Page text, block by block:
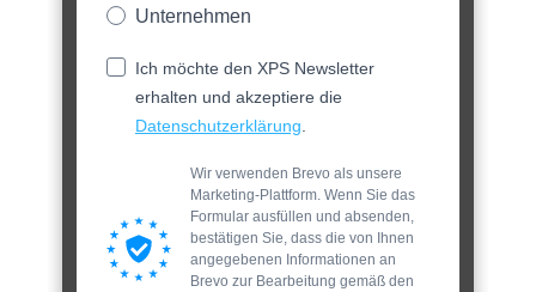
Unternehmen
Ich möchte den XPS Newsletter
erhalten und akzeptiere die
Datenschutzerklärung
Wir verwenden Brevo als unsere
Marketing-Plattform. Wenn Sie das
Formular ausfüllen und absenden,
bestätigen Sie, dass die von Ihnen
angegebenen Informationen an
Brevo zur Bearbeitung gemäß den